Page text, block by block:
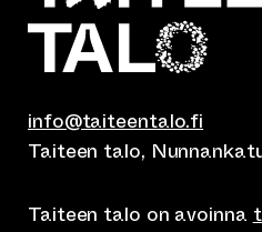
info@taiteentalo.fi
Taiteen talo,
Taiteen talo on avoinna